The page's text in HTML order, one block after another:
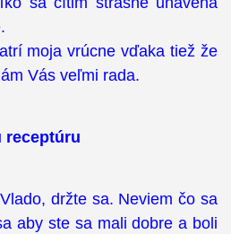
moja vrúcne vďaka tiež že
Vás veľmi rada.
receptúru
držte sa. Neviem čo sa
aby ste sa mali dobre a boli